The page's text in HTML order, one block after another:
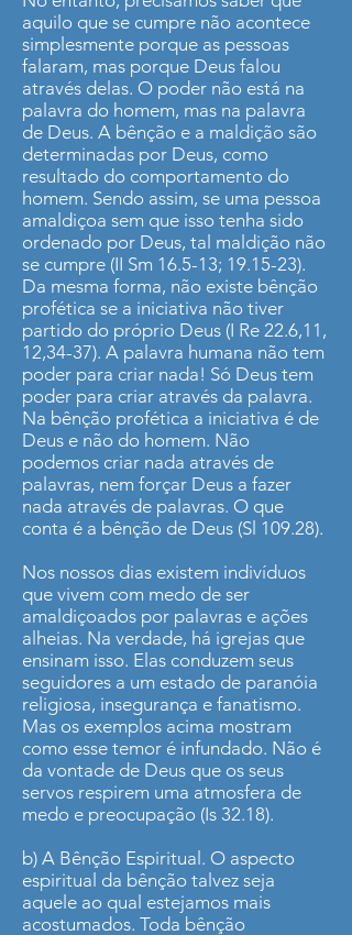
aquilo que se cumpre não acontece
simplesmente porque as pessoas
falaram, mas porque Deus falou
através delas. O poder não está na
palavra do homem, mas na palavra
de Deus. A bênção e a maldição são
determinadas por Deus, como
resultado do comportamento do
homem. Sendo assim, se uma pessoa
amaldiçoa sem que isso tenha sido
ordenado por Deus, tal maldição não
se cumpre (II Sm 16.5-13; 19.15-23).
Da mesma forma, não existe bênção
profética se a iniciativa não tiver
partido do próprio Deus (I Re 22.6,11,
12,34-37). A palavra humana não tem
poder para criar nada! Só Deus tem
poder para criar através da palavra.
Na bênção profética a iniciativa é de
Deus e não do homem. Não
podemos criar nada através de
palavras, nem forçar Deus a fazer
nada através de palavras. O que
conta é a bênção de Deus (Sl 109.28).
Nos nossos dias existem indivíduos
que vivem com medo de ser
amaldiçoados por palavras e ações
alheias. Na verdade, há igrejas que
ensinam isso. Elas conduzem seus
seguidores a um estado de paranóia
religiosa, insegurança e fanatismo.
Mas os exemplos acima mostram
como esse temor é infundado. Não é
da vontade de Deus que os seus
servos respirem uma atmosfera de
medo e preocupação (Is 32.18).
b) A Bênção Espiritual. O aspecto
espiritual da bênção talvez seja
aquele ao qual estejamos mais
acostumados. Toda bênção